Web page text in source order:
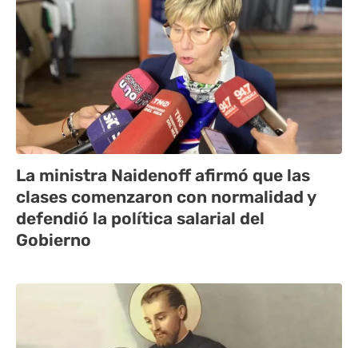
La ministra Naidenoff afirmó que las
clases comenzaron con normalidad y
defendió la política salarial del
Gobierno